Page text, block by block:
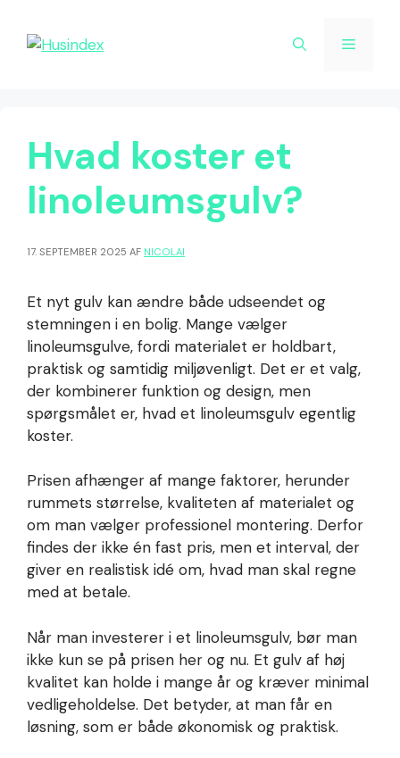
indhold
Menu
Hvad koster et
linoleumsgulv?
17. SEPTEMBER 2025 AF NICOLAI
Et nyt gulv kan ændre både udseendet og
stemningen i en bolig. Mange vælger
linoleumsgulve, fordi materialet er holdbart,
praktisk og samtidig miljøvenligt. Det er et valg,
der kombinerer funktion og design, men
spørgsmålet er, hvad et linoleumsgulv egentlig
koster.
Prisen afhænger af mange faktorer, herunder
rummets størrelse, kvaliteten af materialet og
om man vælger professionel montering. Derfor
findes der ikke én fast pris, men et interval, der
giver en realistisk idé om, hvad man skal regne
med at betale.
Når man investerer i et linoleumsgulv, bør man
ikke kun se på prisen her og nu. Et gulv af høj
kvalitet kan holde i mange år og kræver minimal
vedligeholdelse. Det betyder, at man får en
løsning, som er både økonomisk og praktisk.